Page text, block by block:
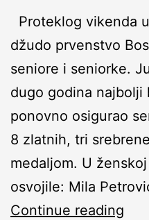
Proteklog vikenda
džudo prvenstvo
seniore i seniorke.
dugo godina najbolji
ponovno osigurao
8 zlatnih, tri
medaljom. U
osvojile: Mila
Continue reading